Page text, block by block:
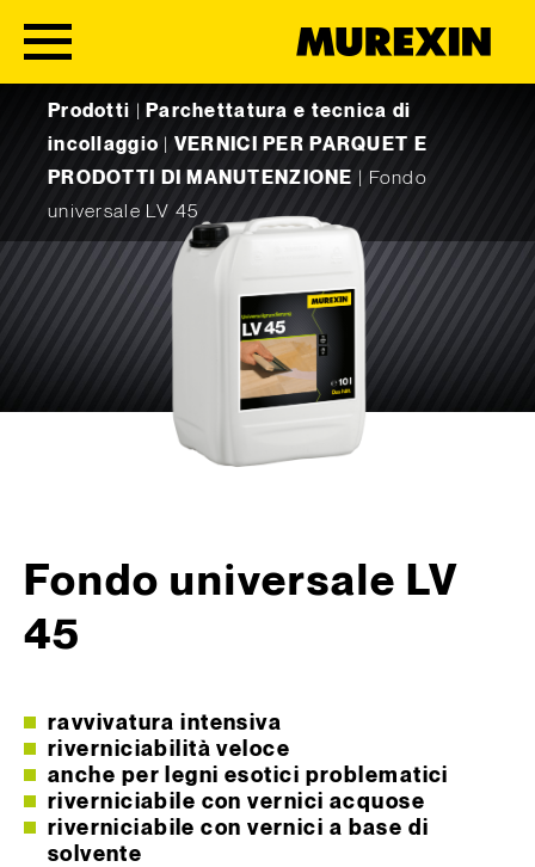
Prodotti
Parchettatura e tecnica di
incollaggio
VERNICI PER PARQUET E
PRODOTTI DI MANUTENZIONE
Fondo
universale LV 45
Fondo universale LV
45
ravvivatura intensiva
riverniciabilità veloce
anche per legni esotici problematici
riverniciabile con vernici acquose
riverniciabile con vernici a base di
solvente